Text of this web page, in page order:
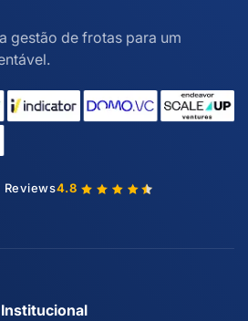
gestão de frotas para um
Reviews4.8
Institucional